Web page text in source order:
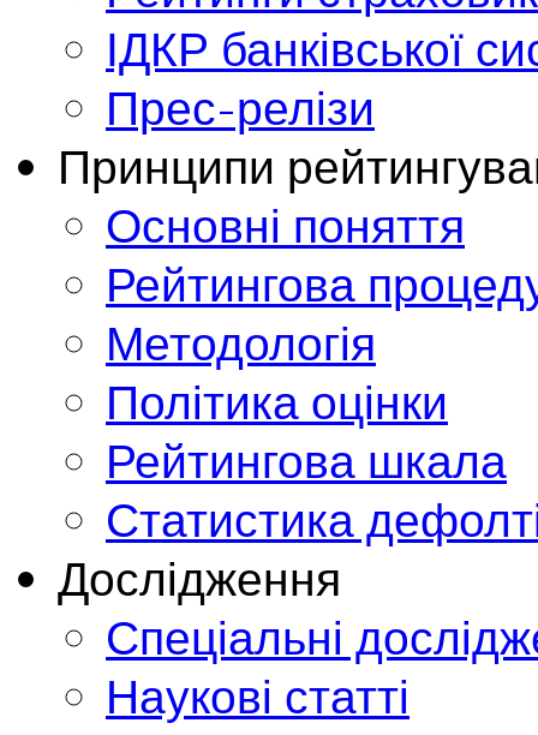
ІДКР банківської
Прес-релізи
Принципи
Основні поняття
Рейтингова
Методологія
Політика оцінки
Рейтингова шкала
Статистика
Дослідження
Спеціальні
Наукові статті